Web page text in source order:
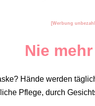
[Werbung
Nie
Hände werden
Pflege, durch